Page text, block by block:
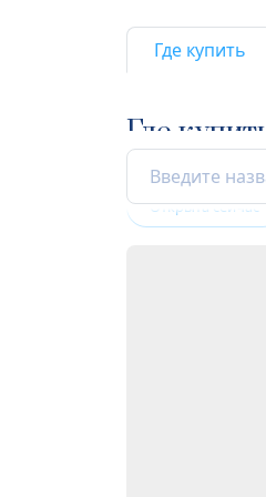
Где купить
Где купить
Открыта сейчас